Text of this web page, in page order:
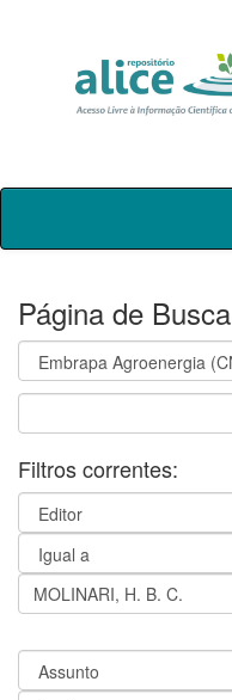
Skip
Página de Busca
Filtros correntes: